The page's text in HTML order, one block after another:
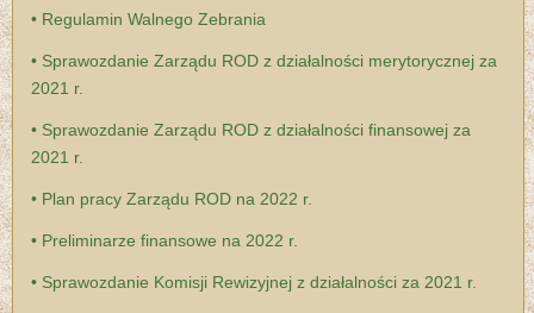
• Regulamin Walnego Zebrania
• Sprawozdanie Zarządu ROD z działalności merytorycznej za
2021 r.
• Sprawozdanie Zarządu ROD z działalności finansowej za
2021 r.
• Plan pracy Zarządu ROD na 2022 r.
• Preliminarze finansowe na 2022 r.
• Sprawozdanie Komisji Rewizyjnej z działalności za 2021 r.